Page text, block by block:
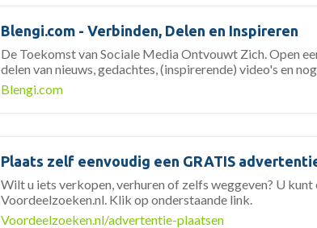
Blengi.com - Verbinden, Delen en Inspireren
De Toekomst van Sociale Media Ontvouwt Zich. Open
delen van nieuws, gedachtes, (inspirerende) video's en
Blengi.com
Plaats zelf eenvoudig een GRATIS
Wilt u iets verkopen, verhuren of zelfs weggeven? U
Voordeelzoeken.nl. Klik op onderstaande link.
Voordeelzoeken.nl/advertentie-plaatsen